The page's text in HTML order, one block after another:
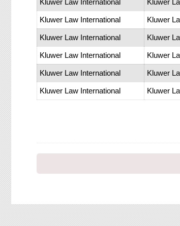
Kluwer Law International Kluwer
Kluwer Law International Kluwer
Kluwer Law International Kluwer
Kluwer Law International Kluwer
Kluwer Law International Kluwer
Kluwer Law International Kluwer